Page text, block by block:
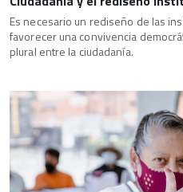
Es necesario un rediseño de las
favorecer una convivencia
plural entre la ciudadanía.